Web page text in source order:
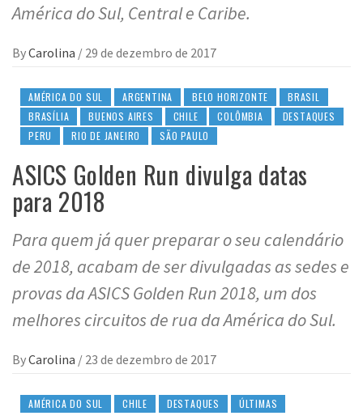
América do Sul, Central e Caribe.
ByCarolina / 29 de dezembro de 2017
AMÉRICA DO SUL ARGENTINA BELO HORIZONTE
BRASIL
BRASÍLIA
BUENOS AIRES CHILE COLÔMBIA
DESTAQUES
PERU
RIO DE JANEIRO SÃO PAULO
ASICS Golden Run divulga datas
para 2018
Para quem já quer preparar o seu calendário
de 2018, acabam de ser divulgadas as sedes e
provas da ASICS Golden Run 2018, um dos
melhores circuitos de rua da América do Sul.
ByCarolina / 23 de dezembro de 2017
AMÉRICA DO SUL CHILE DESTAQUES ÚLTIMAS